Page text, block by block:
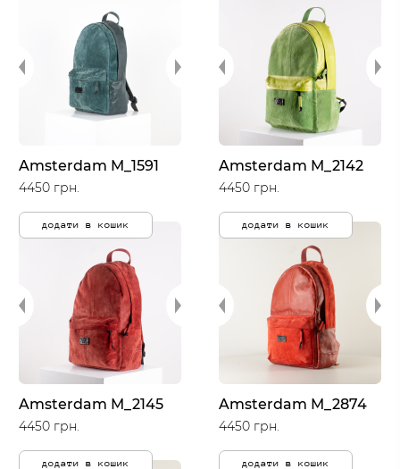
Amsterdam M_1591
4450 грн.
додати в кошик
Amsterdam M_2142
4450 грн.
додати в кошик
Amsterdam M_2145
4450 грн.
додати в кошик
Amsterdam M_2874
4450 грн.
додати в кошик